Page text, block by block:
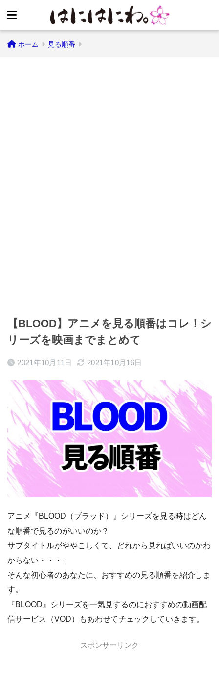
ホーム 見る順番
【BLOOD】アニメを見る順番はコレ！シ
リーズを映画までまとめて
2021年10月11日 2021年10月16日
アニメ『BLOOD（ブラッド）』シリーズを見る時はどん
な順番で見るのがいいのか？
サブタイトルがややこしくて、どれから見ればいいのかわ
からない・・・！
そんな初心者のあなたに、おすすめの見る順番を紹介しま
す。
『BLOOD』シリーズを一気見するのにおすすめの動画配
信サービス（VOD）もあわせてチェックしていきます。
スポンサーリンク